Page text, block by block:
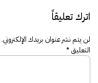
اترك تعليقاً
لن يتم نشر عنوان بريدك الإلكتروني.
التعليق*